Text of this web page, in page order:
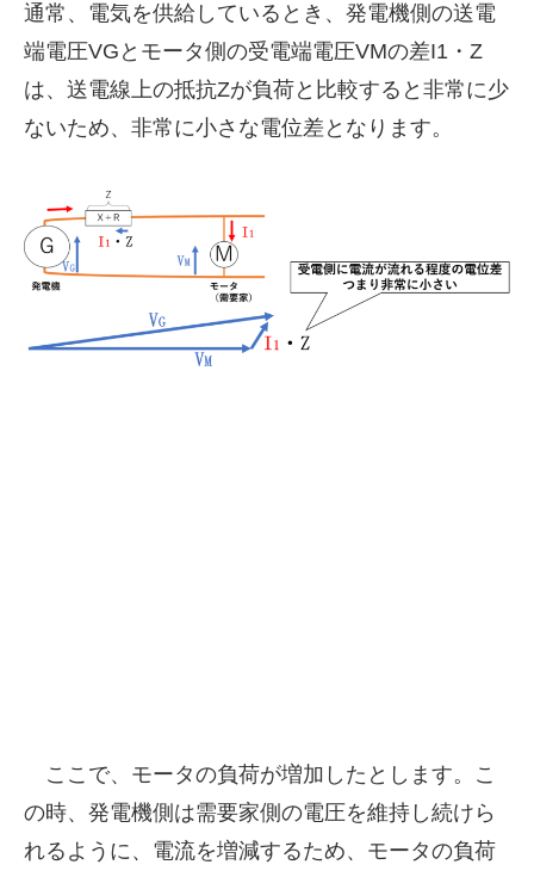
通常、電気を供給しているとき、発電機側の送電
端電圧VGとモータ側の受電端電圧VMの差I1・Z
は、送電線上の抵抗Zが負荷と比較すると非常に少
ないため、非常に小さな電位差となります。
ここで、モータの負荷が増加したとします。こ
の時、発電機側は需要家側の電圧を維持し続けら
れるように、電流を増減するため、モータの負荷